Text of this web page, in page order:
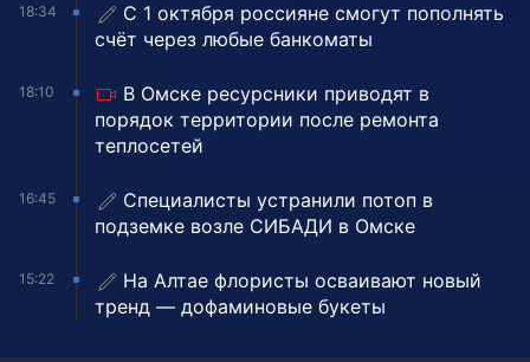
18:34
С 1 октября россияне смогут пополнять
счёт через любые банкоматы
18:10
В Омске ресурсники приводят в
порядок территории после ремонта
теплосетей
16:45
Специалисты устранили потоп в
подземке возле СИБАДИ в Омске
15:22
На Алтае флористы осваивают новый
тренд — дофаминовые букеты